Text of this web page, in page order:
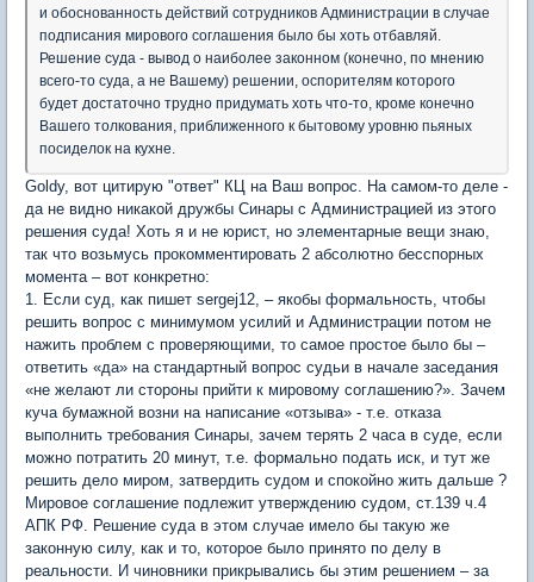
и обоснованность действий сотрудников Администрации в случае
подписания мирового соглашения было бы хоть отбавляй.
Решение суда - вывод о наиболее законном (конечно, по мнению
всего-то суда, а не Вашему) решении, оспорителям которого
будет достаточно трудно придумать хоть что-то, кроме конечно
Вашего толкования, приближенного к бытовому уровню пьяных
посиделок на кухне.
Goldy, вот цитирую "ответ" КЦ на Ваш вопрос. На самом-то деле -
да не видно никакой дружбы Синары с Администрацией из этого
решения суда! Хоть я и не юрист, но элементарные вещи знаю,
так что возьмусь прокомментировать 2 абсолютно бесспорных
момента – вот конкретно:
1. Если суд, как пишет sergej12, – якобы формальность, чтобы
решить вопрос с минимумом усилий и Администрации потом не
нажить проблем с проверяющими, то самое простое было бы –
ответить «да» на стандартный вопрос судьи в начале заседания
«не желают ли стороны прийти к мировому соглашению?». Зачем
куча бумажной возни на написание «отзыва» - т.е. отказа
выполнить требования Синары, зачем терять 2 часа в суде, если
можно потратить 20 минут, т.е. формально подать иск, и тут же
решить дело миром, затвердить судом и спокойно жить дальше ?
Мировое соглашение подлежит утверждению судом, ст.139 ч.4
АПК РФ. Решение суда в этом случае имело бы такую же
законную силу, как и то, которое было принято по делу в
реальности. И чиновники прикрывались бы этим решением – за